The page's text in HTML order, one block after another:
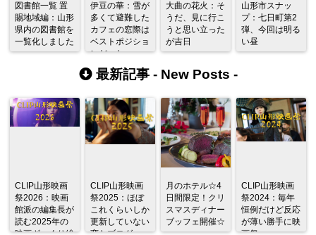
図書館一覧 置
賜地域編：山形
県内の図書館を
一覧化しました
伊豆の華：雪が
多くて避難した
カフェの窓際は
ベストポジショ
ンだった
大曲の花火：そ
うだ、見に行こ
うと思い立った
が吉日
山形市スナッ
プ：七日町第2
弾、今回は明る
い昼
最新記事 - New Posts -
CLIP山形映画
祭2026：映画
館派の編集長が
読む2025年の
CLIP山形映画
祭2025：ほぼ
これくらいしか
更新していない
月のホテル☆4
日間限定！クリ
スマスディナー
ブッフェ開催☆
CLIP山形映画
祭2024：毎年
恒例だけど反応
が薄い勝手に映